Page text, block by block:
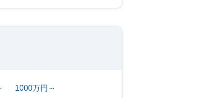
1000万円～